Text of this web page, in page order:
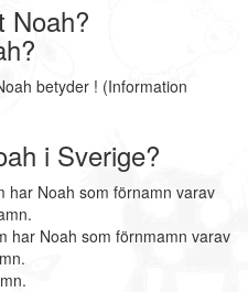
Noah?
betyder ! (Information
i Sverige?
har Noah som förnamn varav
har Noah som förnmamn varav